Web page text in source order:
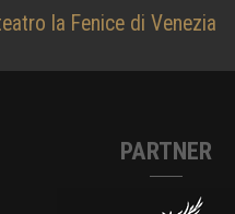
la Fenice di Venezia
PARTNER